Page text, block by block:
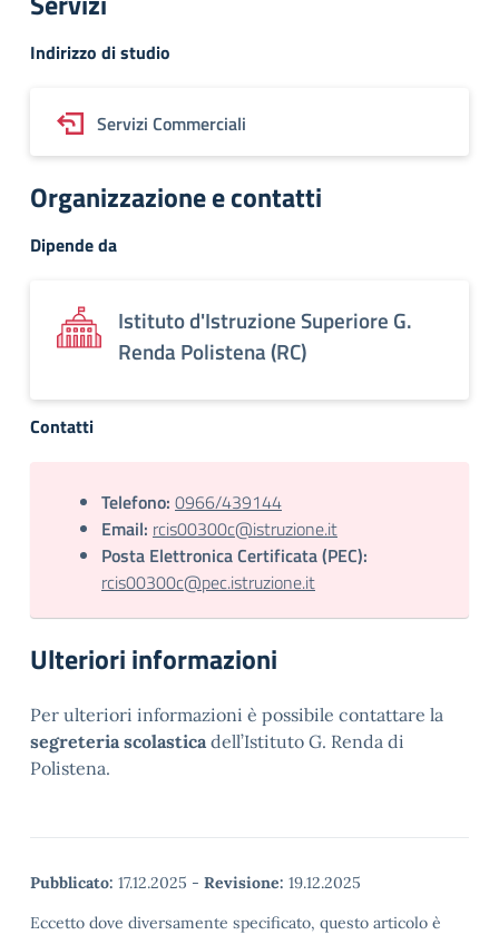
Indirizzo di studio
Servizi Commerciali
Organizzazione e contatti
Dipende da
Istituto d'Istruzione Superiore G.
Renda Polistena (RC)
Contatti
Telefono: 0966/439144
Email: rcis00300c@istruzione.it
Posta Elettronica Certificata (PEC):
rcis00300c@pec.istruzione.it
Ulteriori informazioni
Per ulteriori informazioni è possibile contattare la
segreteria scolasticadell’Istituto G. Renda di
Polistena.
Pubblicato: 17.12.2025 - Revisione: 19.12.2025
Eccetto dove diversamente specificato, questo articolo è